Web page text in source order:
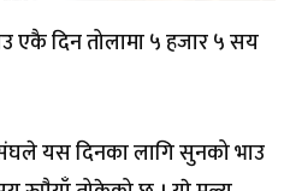
एकै दिन तोलामा ५ हजार ५ सय
यस दिनका लागि सुनको भाउ